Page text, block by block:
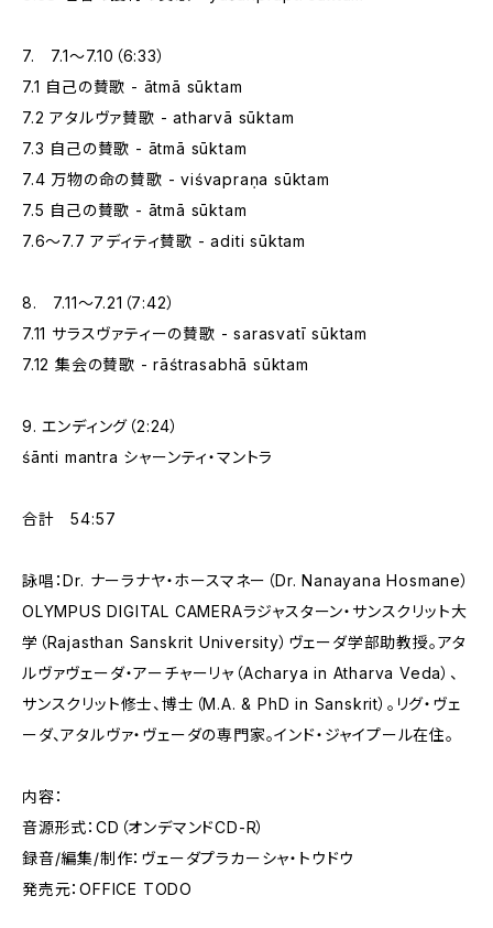
7. 7.1～7.10（6:33）
7.1 自己の賛歌 - ātmā sūktam
7.2 アタルヴァ賛歌 - atharvā sūktam
7.3 自己の賛歌 - ātmā sūktam
7.4 万物の命の賛歌 - viśvapraṇa sūktam
7.5 自己の賛歌 - ātmā sūktam
7.6～7.7 アディティ賛歌 - aditi sūktam
8. 7.11～7.21（7:42）
7.11 サラスヴァティーの賛歌 - sarasvatī sūktam
7.12 集会の賛歌 - rāśtrasabhā sūktam
9. エンディング（2:24）
śānti mantra シャーンティ・マントラ
合計 54:57
詠唱：Dr. ナーラナヤ・ホースマネー（Dr. Nanayana Hosmane）
OLYMPUS DIGITAL CAMERAラジャスターン・サンスクリット大
学（Rajasthan Sanskrit University）ヴェーダ学部助教授。アタ
ルヴァヴェーダ・アーチャーリャ（Acharya in Atharva Veda）、
サンスクリット修士、博士（M.A. & PhD in Sanskrit）。リグ・ヴェ
ーダ、アタルヴァ・ヴェーダの専門家。インド・ジャイプール在住。
内容：
音源形式：CD（オンデマンドCD-R）
録音/編集/制作：ヴェーダプラカーシャ・トウドウ
発売元：OFFICE TODO